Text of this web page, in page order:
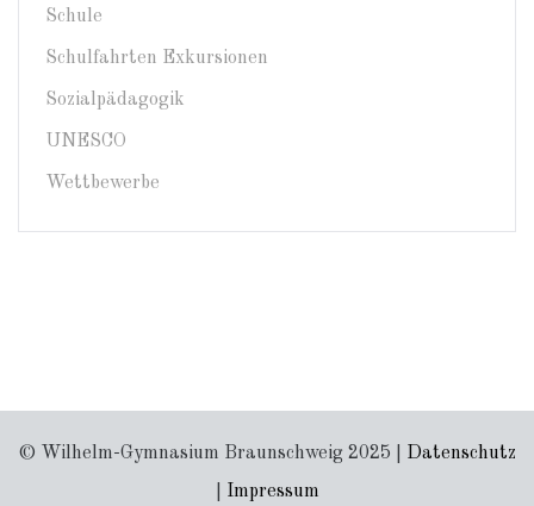
Schule
Schulfahrten Exkursionen
Sozialpädagogik
UNESCO
Wettbewerbe
© Wilhelm-Gymnasium Braunschweig 2025 | Datenschutz
Impressum